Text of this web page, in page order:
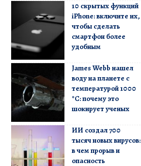
10 скрытых функций
iPhone: включите их,
чтобы сделать
смартфон более
удобным
James Webb нашел
воду на планете с
температурой 1000
°C: почему это
шокирует ученых
ИИ создал 700
тысяч новых вирусов:
в чем прорыв и
опасность